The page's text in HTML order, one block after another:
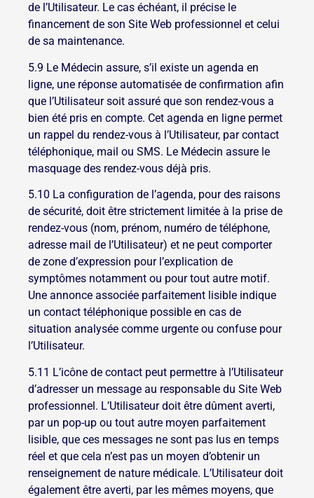
de l’Utilisateur. Le cas échéant, il précise le
financement de son Site Web professionnel et celui
de sa maintenance.
5.9 Le Médecin assure, s’il existe un agenda en
ligne, une réponse automatisée de confirmation afin
que l’Utilisateur soit assuré que son rendez-vous a
bien été pris en compte. Cet agenda en ligne permet
un rappel du rendez-vous à l’Utilisateur, par contact
téléphonique, mail ou SMS. Le Médecin assure le
masquage des rendez-vous déjà pris.
5.10 La configuration de l’agenda, pour des raisons
de sécurité, doit être strictement limitée à la prise de
rendez-vous (nom, prénom, numéro de téléphone,
adresse mail de l’Utilisateur) et ne peut comporter
de zone d’expression pour l’explication de
symptômes notamment ou pour tout autre motif.
Une annonce associée parfaitement lisible indique
un contact téléphonique possible en cas de
situation analysée comme urgente ou confuse pour
l’Utilisateur.
5.11 L’icône de contact peut permettre à l’Utilisateur
d’adresser un message au responsable du Site Web
professionnel. L’Utilisateur doit être dûment averti,
par un pop-up ou tout autre moyen parfaitement
lisible, que ces messages ne sont pas lus en temps
réel et que cela n’est pas un moyen d’obtenir un
renseignement de nature médicale. L’Utilisateur doit
également être averti, par les mêmes moyens, que